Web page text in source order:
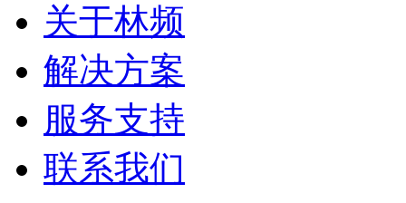
关于林频
解决方案
服务支持
联系我们